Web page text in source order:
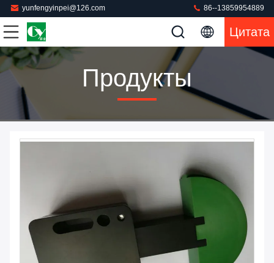
yunfengyinpei@126.com 86--13859954889
Цитата
Продукты